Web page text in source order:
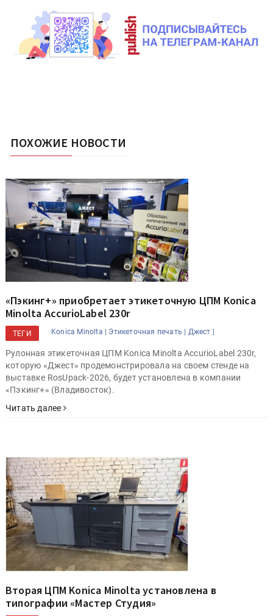
ПОХОЖИЕ НОВОСТИ
«Пэкинг+» приобретает этикеточную ЦПМ Konica
Minolta AccurioLabel 230r
ТЕГИ Konica Minolta | Этикеточная печать | Джест |
Рулонная этикеточная ЦПМ Konica Minolta AccurioLabel 230r,
которую «Джест» продемонстрировала на своем стенде на
выставке RosUpack-2026, будет установлена в компании
«Пэкинг+» (Владивосток).
Читать далее
Вторая ЦПМ Konica Minolta установлена в
типографии «Мастер Студия»